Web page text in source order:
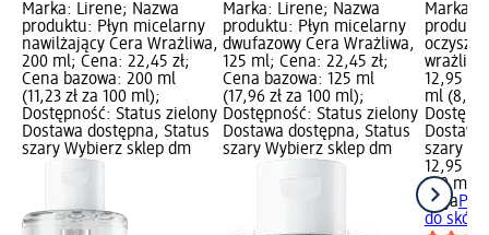
Marka: Lirene; Nazwa
produktu: Płyn micelarny
nawilżający Cera Wrażliwa,
200 ml; Cena: 22,45 zł;
Cena bazowa: 200 ml
(11,23 zł za 100 ml);
Dostępność: Status zielony
Dostawa dostępna, Status
szary Wybierz sklep dm
Marka: Lirene; Nazwa
produktu: Płyn micelarny
dwufazowy Cera Wrażliwa,
125 ml; Cena: 22,45 zł;
Cena bazowa: 125 ml
(17,96 zł za 100 ml);
Dostępność: Status zielony
Dostawa dostępna, Status
szary Wybierz sklep dm
Marka:
12,95
ml (8,63
szary
12,95 zł
150 ml
ziaja
do